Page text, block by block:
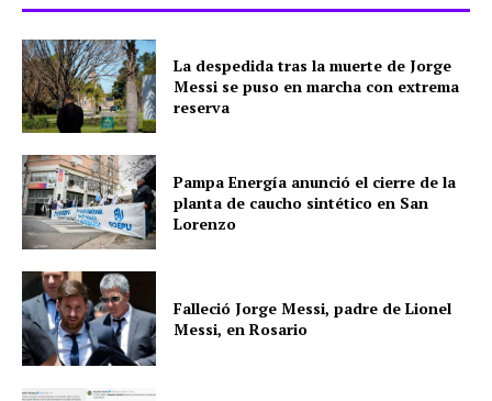
La despedida tras la muerte de Jorge
Messi se puso en marcha con extrema
reserva
Pampa Energía anunció el cierre de la
planta de caucho sintético en San
Lorenzo
Falleció Jorge Messi, padre de Lionel
Messi, en Rosario